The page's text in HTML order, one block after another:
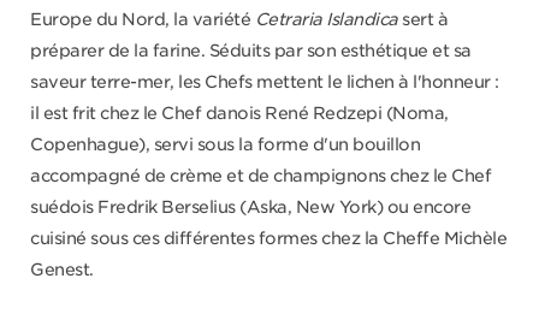
Europe du Nord, la variété Cetraria Islandicasert à
préparer de la farine. Séduits par son esthétique et sa
saveur terre-mer, les Chefs mettent le lichen à l'honneur :
il est frit chez le Chef danois René Redzepi (Noma,
Copenhague), servi sous la forme d'un bouillon
accompagné de crème et de champignons chez le Chef
suédois Fredrik Berselius (Aska, New York) ou encore
cuisiné sous ces différentes formes chez la Cheffe Michèle
Genest.